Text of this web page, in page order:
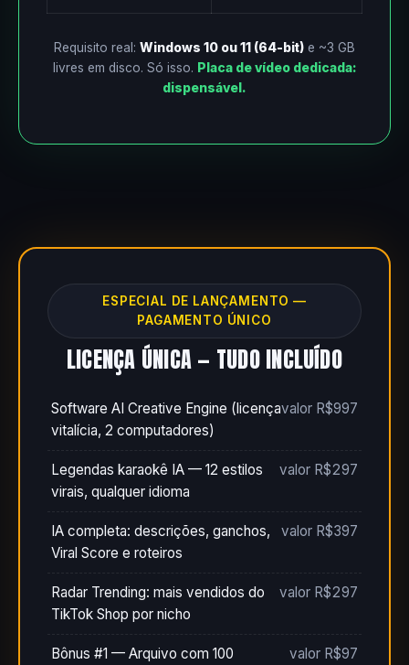
Requisito real: Windows 10 ou 11 (64-bit) e ~3 GB
livres em disco. Só isso. Placa de vídeo dedicada:
dispensável.
ESPECIAL DE LANÇAMENTO —
PAGAMENTO ÚNICO
LICENÇA ÚNICA — TUDO INCLUÍDO
Software AI Creative Engine (licença
vitalícia, 2 computadores)
valor R$997
Legendas karaokê IA — 12 estilos
virais, qualquer idioma
valor R$297
IA completa: descrições, ganchos,
Viral Score e roteiros
valor R$397
Radar Trending: mais vendidos do
TikTok Shop por nicho
valor R$297
Bônus #1 — Arquivo com 100 valor R$97